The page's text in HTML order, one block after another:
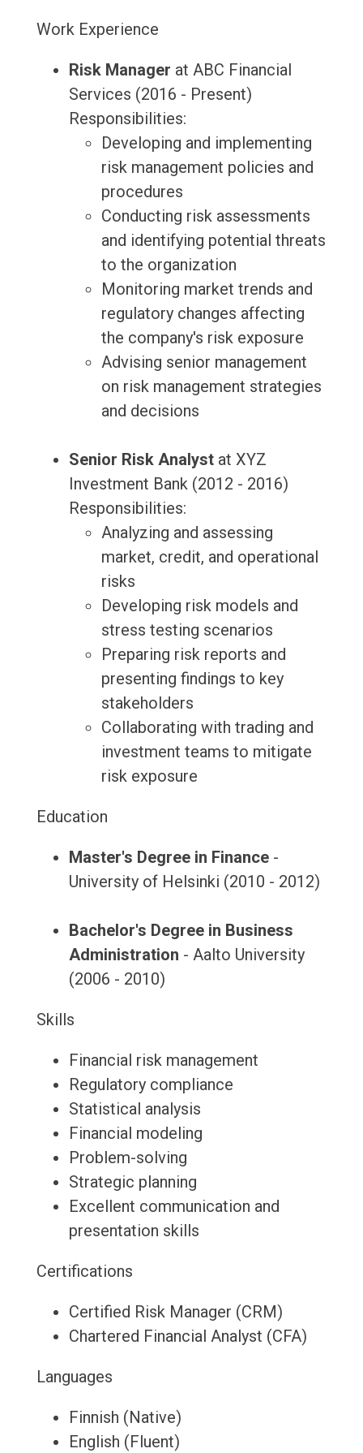
Work Experience
Risk Manager at ABC Financial
Services (2016 - Present)
Responsibilities:
Developing and implementing
risk management policies and
procedures
Conducting risk assessments
and identifying potential threats
to the organization
Monitoring market trends and
regulatory changes affecting
the company's risk exposure
Advising senior management
on risk management strategies
and decisions
Senior Risk Analystat XYZ
Investment Bank (2012 - 2016)
Responsibilities:
Analyzing and assessing
market, credit, and operational
risks
Developing risk models and
stress testing scenarios
Preparing risk reports and
presenting findings to key
stakeholders
Collaborating with trading and
investment teams to mitigate
risk exposure
Education
Master's Degree in Finance-
University of Helsinki (2010 - 2012)
Bachelor's Degree in Business
Administration - Aalto University
(2006 - 2010)
Skills
Financial risk management
Regulatory compliance
Statistical analysis
Financial modeling
Problem-solving
Strategic planning
Excellent communication and
presentation skills
Certifications
Certified Risk Manager (CRM)
Chartered Financial Analyst (CFA)
Languages
Finnish (Native)
English (Fluent)